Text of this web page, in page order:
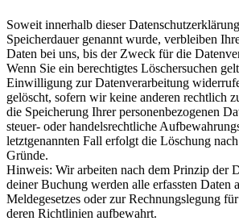
Soweit innerhalb dieser
Speicherdauer genannt wurde, verbleiben
Daten bei uns, bis der Zweck für die
Wenn Sie ein berechtigtes Löschersuchen
Einwilligung zur Datenverarbeitung
gelöscht, sofern wir keine anderen rechtlich
die Speicherung Ihrer personenbezogenen
steuer- oder handelsrechtliche
letztgenannten Fall erfolgt die Löschung
Gründe.
Hinweis: Wir arbeiten nach dem Prinzip der
deiner Buchung werden alle erfassten Daten
Meldegesetzes oder zur Rechnungslegung
deren Richtlinien aufbewahrt.